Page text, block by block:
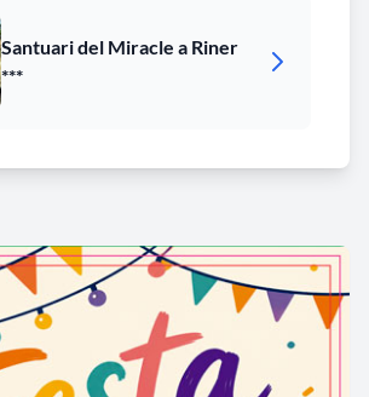
Santuari del Miracle a Riner
***